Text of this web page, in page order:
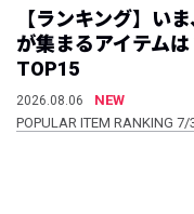
【ランキング】い
が集まるアイテムは
TOP15
2026.08.06
NEW
POPULAR ITEM RANKING